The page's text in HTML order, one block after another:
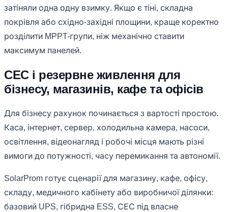
затіняли одна одну взимку. Якщо є тіні, складна
покрівля або східно-західні площини, краще коректно
розділити MPPT-групи, ніж механічно ставити
максимум панелей.
СЕС і резервне живлення для
бізнесу, магазинів, кафе та офісів
Для бізнесу рахунок починається з вартості простою.
Каса, інтернет, сервер, холодильна камера, насоси,
освітлення, відеонагляд і робочі місця мають різні
вимоги до потужності, часу перемикання та автономії.
SolarProm готує сценарії для магазину, кафе, офісу,
складу, медичного кабінету або виробничої ділянки:
базовий UPS, гібридна ESS, СЕС під власне